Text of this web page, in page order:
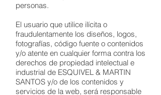
personas.
El usuario que utilice ilícita o
fraudulentamente los diseños, logos,
fotografías, código fuente o contenidos
y/o atente en cualquier forma contra los
derechos de propiedad intelectual e
industrial de ESQUIVEL & MARTIN
SANTOS y/o de los contenidos y
servicios de la web, será responsable